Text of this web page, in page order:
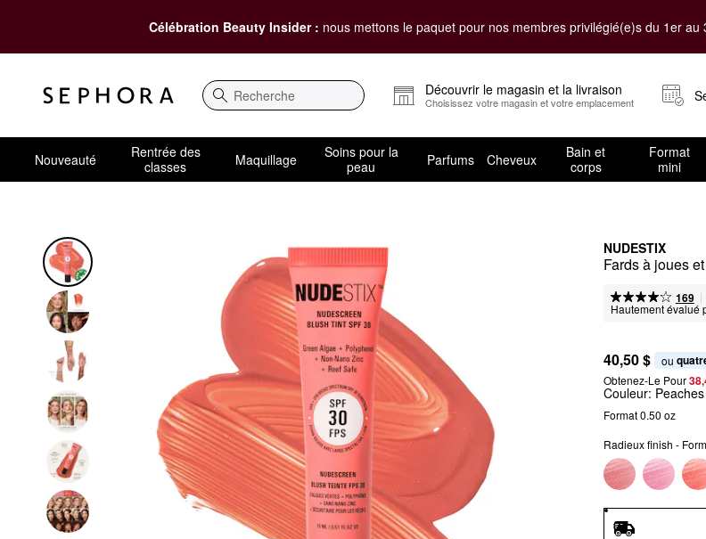
Célébration Beauty Insider : nous mettons le paquet pour nos membres privilégié(e)s du 1er au
Recherche
Découvrir le magasin et la livraison
Choisissez votre magasin et votre emplacement
Nouveauté
Rentrée des
classes
Maquillage
Soins pour la
peau
Parfums Cheveux
Bain et
corps
Format
mini
NUDESTIX
Fards à joues
169 |
Hautement évalué
40,50 $ ou
Obtenez-Le Pour
Couleur: Peaches
Format 0.50 oz
Radieux finish -